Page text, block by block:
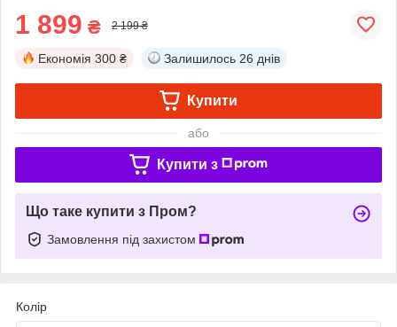
1 899 ₴ 2 199 ₴
Економія 300 ₴ Залишилось 26 днів
Купити
або
Купити з
Що таке купити з Пром?
Замовлення під захистом
Колір